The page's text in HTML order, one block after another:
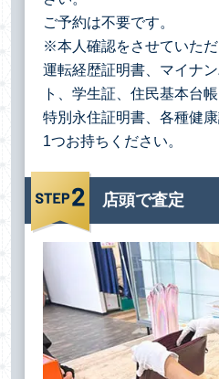
ご予約は不要です。
※本人確認をさせていただ
運転経歴証明書、マイナ
ト、学生証、住民基本台
特別永住証明書、各種健
1つお持ちください。
店頭で査定